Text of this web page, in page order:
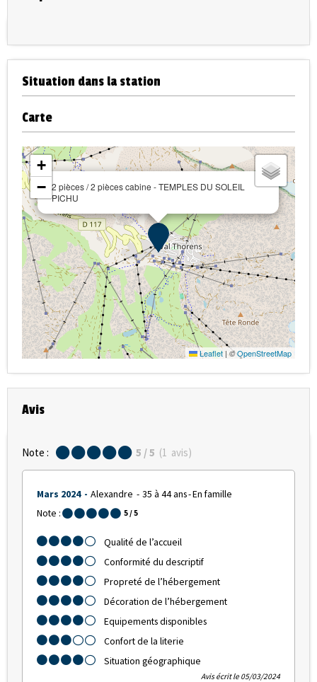
Situation dans la station
Carte
2 pièces / 2 pièces cabine - TEMPLES DU SOLEIL
PICHU
+
−
Leaflet |©OpenStreetMap
Avis
Note : 5 / 5 (1 avis)
Mars 2024 Alexandre 35 à 44 ans En famille
Note :
5 / 5
Qualité de l’accueil
Conformité du descriptif
Propreté de l’hébergement
Décoration de l’hébergement
Equipements disponibles
Confort de la literie
Situation géographique
Avis écrit le 05/03/2024